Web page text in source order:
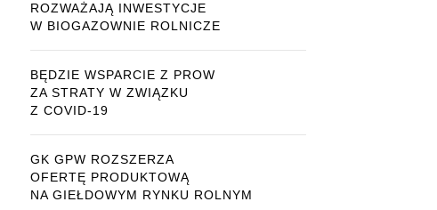
ROZWAŻAJĄ INWESTYCJE
W BIOGAZOWNIE ROLNICZE
BĘDZIE WSPARCIE Z PROW
ZA STRATY W ZWIĄZKU
Z COVID-19
GK GPW ROZSZERZA
OFERTĘ PRODUKTOWĄ
NA GIEŁDOWYM RYNKU ROLNYM